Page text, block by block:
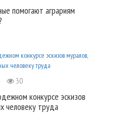
помогают аграриям
30
конкурсе эскизов
человеку труда